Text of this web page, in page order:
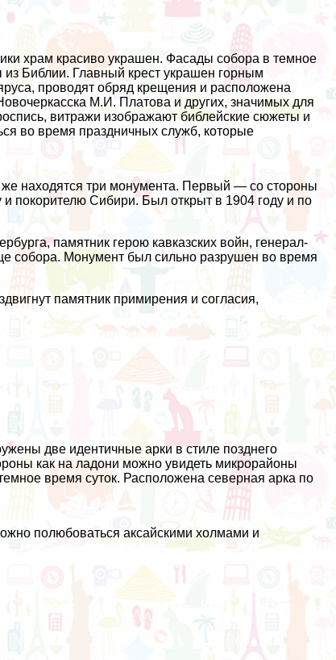
храм красиво украшен. Фасады собора в темное
Библии. Главный крест украшен горным
проводят обряд крещения и расположена
М.И. Платова и других, значимых для
витражи изображают библейские сюжеты и
во время праздничных служб, которые
находятся три монумента. Первый — со стороны
и покорителю Сибири. Был открыт в 1904 году и по
памятник герою кавказских войн, генерал-
собора. Монумент был сильно разрушен во время
памятник примирения и согласия,
две идентичные арки в стиле позднего
как на ладони можно увидеть микрорайоны
время суток. Расположена северная арка по
полюбоваться аксайскими холмами и